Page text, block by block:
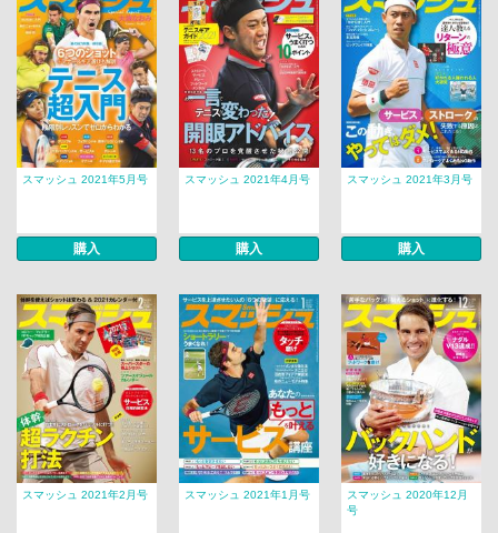
スマッシュ 2021年5月号
購入
スマッシュ 2021年4月号
購入
スマッシュ 2021年3月号
購入
スマッシュ 2021年2月号 スマッシュ 2021年1月号
スマッシュ 2020年12月
号